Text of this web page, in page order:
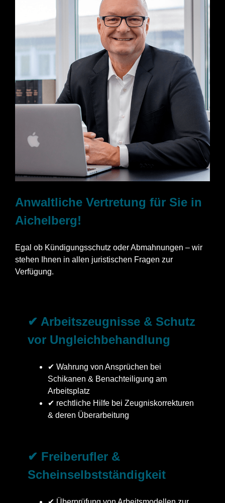
Anwaltliche Vertretung für Sie in
Aichelberg!
Egal ob Kündigungsschutz oder Abmahnungen – wir
stehen Ihnen in allen juristischen Fragen zur
Verfügung.
✔ Arbeitszeugnisse & Schutz
vor Ungleichbehandlung
✔ Wahrung von Ansprüchen bei
Schikanen & Benachteiligung am
Arbeitsplatz
✔ rechtliche Hilfe bei Zeugniskorrekturen
& deren Überarbeitung
✔ Freiberufler &
Scheinselbstständigkeit